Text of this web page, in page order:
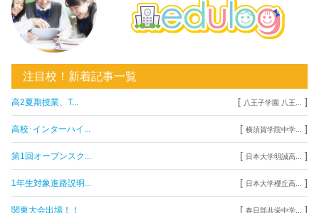
注目校！新着記事一覧
高2夏期授業、T... [ 八王子学園 八王... ]
高校･インターハイ... [ 横須賀学院中学... ]
第1回オープンスク... [ 日本大学明誠高... ]
1年生対象進路説明... [ 日本大学櫻丘高... ]
関東大会出場！！ [ 春日部共栄中学... ]